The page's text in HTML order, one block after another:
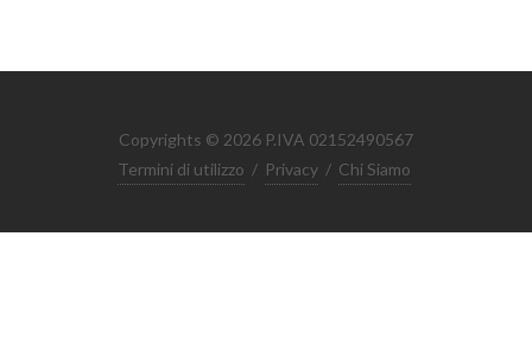
Copyrights © 2026 P.IVA 02152490567
Termini di utilizzo / Privacy / Chi Siamo